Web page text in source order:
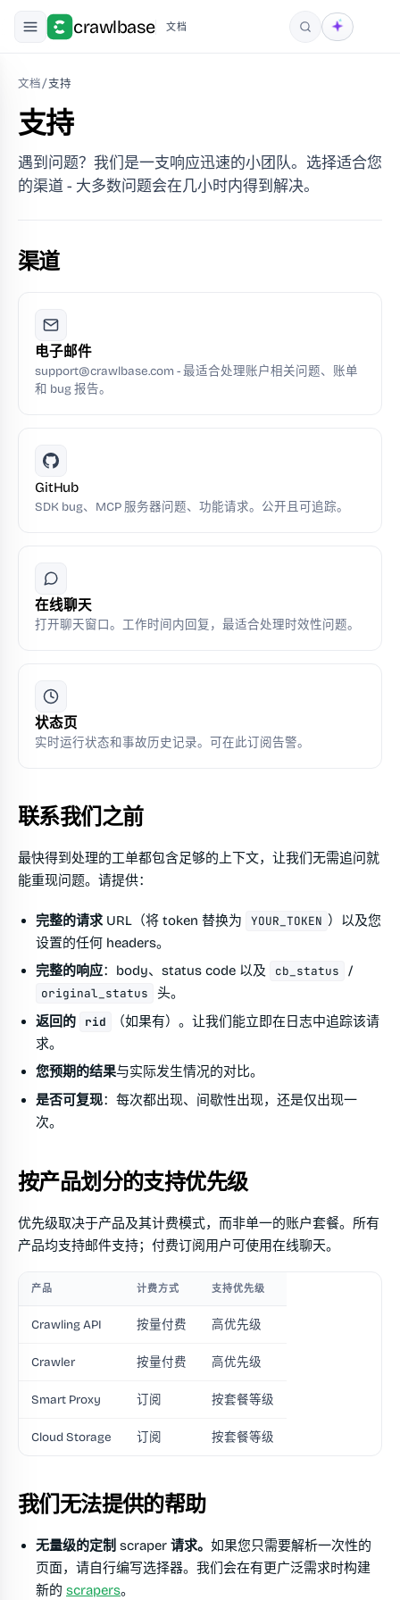
crawlbase 文档
搜索
文档/支持
支持
遇到问题？我们是一支响应迅速的小团队。选择适合您
的渠道 - 大多数问题会在几小时内得到解决。
渠道
电子邮件
support@crawlbase.com - 最适合处理账户相关问题、账单
和 bug 报告。
GitHub
SDK bug、MCP 服务器问题、功能请求。公开且可追踪。
在线聊天
打开聊天窗口。工作时间内回复，最适合处理时效性问题。
状态页
实时运行状态和事故历史记录。可在此订阅告警。
联系我们之前
最快得到处理的工单都包含足够的上下文，让我们无需追问就
能重现问题。请提供：
完整的请求 URL （将 token 替换为 YOUR_TOKEN ）以及您
设置的任何 headers。
完整的响应：body、status code 以及 cb_status /
original_status
头。
返回的
rid
（如果有）。让我们能立即在日志中追踪该请
求。
您预期的结果与实际发生情况的对比。
是否可复现：每次都出现、间歇性出现，还是仅出现一
次。
按产品划分的支持优先级
优先级取决于产品及其计费模式，而非单一的账户套餐。所有
产品均支持邮件支持；付费订阅用户可使用在线聊天。
产品 计费方式 支持优先级
Crawling API 按量付费 高优先级
Crawler 按量付费 高优先级
Smart Proxy 订阅 按套餐等级
Cloud Storage 订阅 按套餐等级
我们无法提供的帮助
无量级的定制 scraper 请求。 如果您只需要解析一次性的
页面，请自行编写选择器。我们会在有更广泛需求时构建
新的 scrapers。